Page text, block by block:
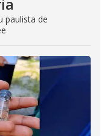
paulista de